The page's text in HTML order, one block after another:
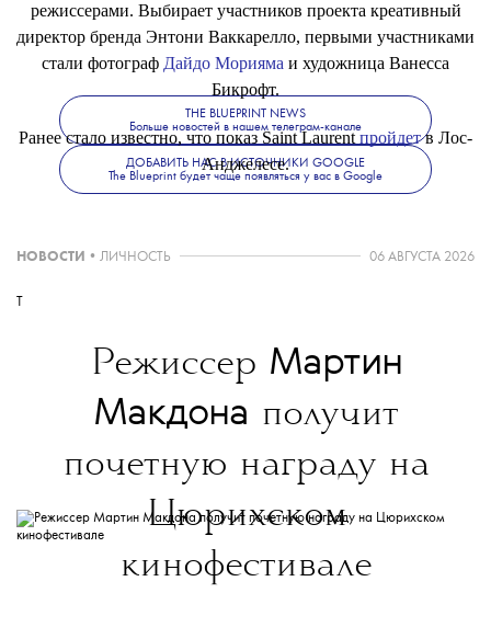
режиссерами. Выбирает участников проекта креативный
директор бренда Энтони Ваккарелло, первыми участниками
стали фотограф Дайдо Морияма и художница Ванесса
Бикрофт.
Ранее стало известно, что показ Saint Laurent пройдетв Лос-
Анджелесе.
THE BLUEPRINT NEWS
Больше новостей в нашем телеграм-канале
ДОБАВИТЬ НАС В ИСТОЧНИКИ GOOGLE
The Blueprint будет чаще появляться у вас в Google
НОВОСТИ • ЛИЧНОСТЬ 06 АВГУСТА 2026
T
Режиссер Мартин
Макдона получит
почетную награду на
Цюрихском
кинофестивале